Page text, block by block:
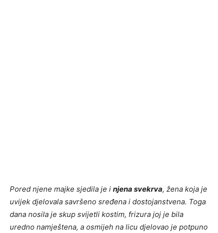
Pored njene majke sjedila je i njena svekrva, žena koja je
uvijek djelovala savršeno sređena i dostojanstvena. Toga
dana nosila je skup svijetli kostim, frizura joj je bila
uredno namještena, a osmijeh na licu djelovao je potpuno